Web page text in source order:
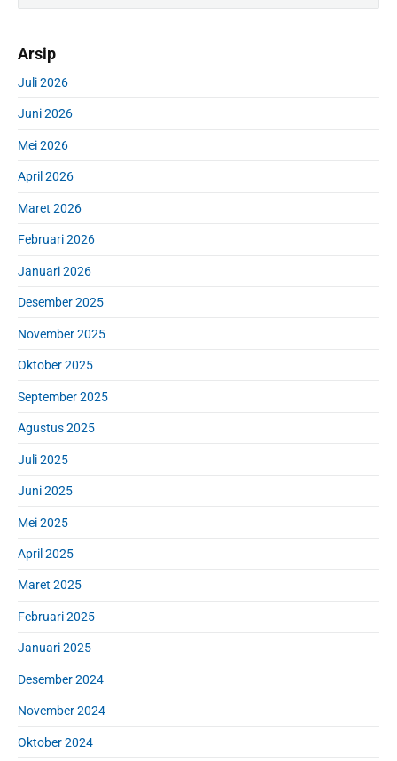
a
y
S
d
b
a
c
h
o
Arsip
Juli 2026
Juni 2026
Mei 2026
April 2026
Maret 2026
Februari 2026
Januari 2026
Desember 2025
November 2025
Oktober 2025
September 2025
Agustus 2025
Juli 2025
Juni 2025
Mei 2025
April 2025
Maret 2025
Februari 2025
Januari 2025
Desember 2024
November 2024
Oktober 2024